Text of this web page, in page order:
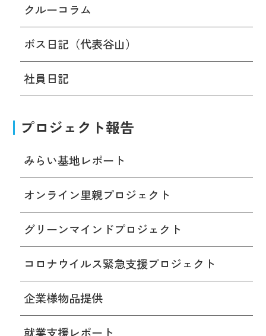
クルーコラム
ボス日記（代表谷山）
社員日記
プロジェクト報告
みらい基地レポート
オンライン里親プロジェクト
グリーンマインドプロジェクト
コロナウイルス緊急支援プロジェクト
企業様物品提供
就業支援レポート